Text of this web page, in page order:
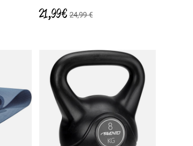
21,99 € 24,99 €